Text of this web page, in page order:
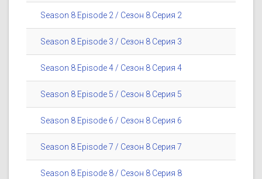
Season 8 Episode 2 / Сезон 8 Серия 2
Season 8 Episode 3 / Сезон 8 Серия 3
Season 8 Episode 4 / Сезон 8 Серия 4
Season 8 Episode 5 / Сезон 8 Серия 5
Season 8 Episode 6 / Сезон 8 Серия 6
Season 8 Episode 7 / Сезон 8 Серия 7
Season 8 Episode 8 / Сезон 8 Серия 8